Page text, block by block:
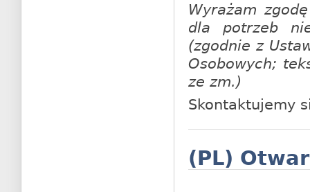
Wyrażam
dla potrzeb
(zgodnie z
Osobowych;
ze zm.)
Skontaktujemy
(PL)